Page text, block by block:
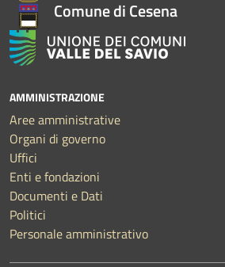
Comune di Cesena
AMMINISTRAZIONE
Aree amministrative
Organi di governo
Uffici
Enti e fondazioni
Documenti e Dati
Politici
Personale amministrativo